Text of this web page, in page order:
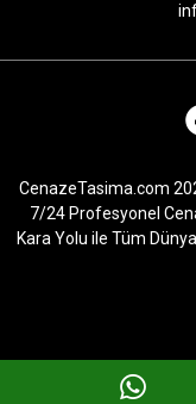
CenazeTasima.com
7/24 Profesyonel
Kara Yolu ile Tüm